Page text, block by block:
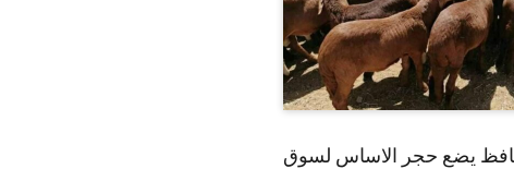
يضع حجر الاساس لسوق